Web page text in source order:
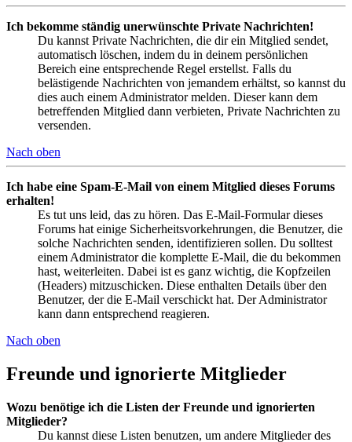
Ich bekomme ständig unerwünschte Private Nachrichten!
Du kannst Private Nachrichten, die dir ein Mitglied sendet,
automatisch löschen, indem du in deinem persönlichen
Bereich eine entsprechende Regel erstellst. Falls du
belästigende Nachrichten von jemandem erhältst, so kannst du
dies auch einem Administrator melden. Dieser kann dem
betreffenden Mitglied dann verbieten, Private Nachrichten zu
versenden.
Nach oben
Ich habe eine Spam-E-Mail von einem Mitglied dieses Forums
erhalten!
Es tut uns leid, das zu hören. Das E-Mail-Formular dieses
Forums hat einige Sicherheitsvorkehrungen, die Benutzer, die
solche Nachrichten senden, identifizieren sollen. Du solltest
einem Administrator die komplette E-Mail, die du bekommen
hast, weiterleiten. Dabei ist es ganz wichtig, die Kopfzeilen
(Headers) mitzuschicken. Diese enthalten Details über den
Benutzer, der die E-Mail verschickt hat. Der Administrator
kann dann entsprechend reagieren.
Nach oben
Freunde und ignorierte Mitglieder
Wozu benötige ich die Listen der Freunde und ignorierten
Mitglieder?
Du kannst diese Listen benutzen, um andere Mitglieder des